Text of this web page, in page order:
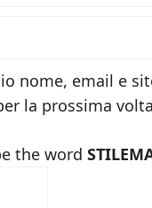
nome, email e
la prossima
the word